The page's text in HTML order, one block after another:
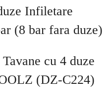
Infiletare
(8 bar fara duze)
cu 4 duze
(DZ-C224)